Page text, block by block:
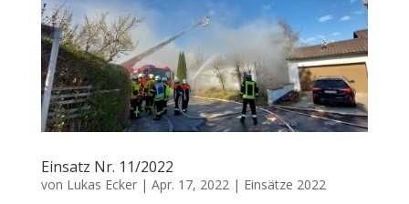
Einsatz Nr. 11/2022
von Lukas Ecker| Apr. 17, 2022| Einsätze 2022